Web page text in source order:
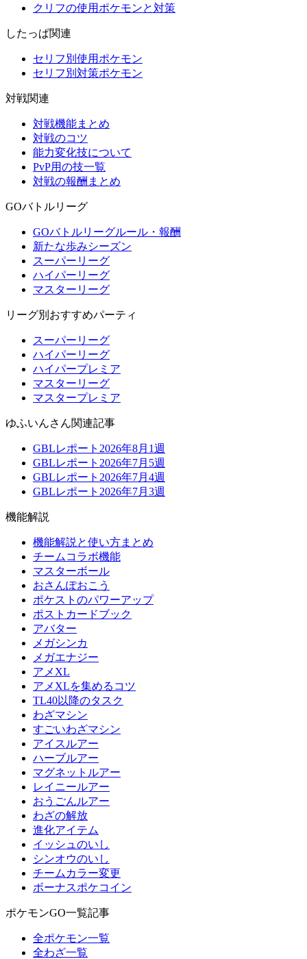
クリフの使用ポケモンと対策
したっぱ関連
セリフ別使用ポケモン
セリフ別対策ポケモン
対戦関連
対戦機能まとめ
対戦のコツ
能力変化技について
PvP用の技一覧
対戦の報酬まとめ
GOバトルリーグ
GOバトルリーグルール・報酬
新たな歩みシーズン
スーパーリーグ
ハイパーリーグ
マスターリーグ
リーグ別おすすめパーティ
スーパーリーグ
ハイパーリーグ
ハイパープレミア
マスターリーグ
マスタープレミア
ゆふいんさん関連記事
GBLレポート2026年8月1週
GBLレポート2026年7月5週
GBLレポート2026年7月4週
GBLレポート2026年7月3週
機能解説
機能解説と使い方まとめ
チームコラボ機能
マスターボール
おさんぽおこう
ポケストのパワーアップ
ポストカードブック
アバター
メガシンカ
メガエナジー
アメXL
アメXLを集めるコツ
TL40以降のタスク
わざマシン
すごいわざマシン
アイスルアー
ハーブルアー
マグネットルアー
レイニールアー
おうごんルアー
わざの解放
進化アイテム
イッシュのいし
シンオウのいし
チームカラー変更
ボーナスポケコイン
ポケモンGO一覧記事
全ポケモン一覧
全わざ一覧